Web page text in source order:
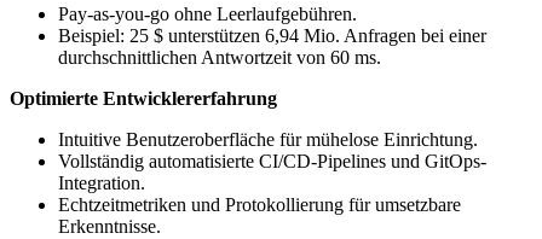
Pay-as-you-go ohne Leerlaufgebühren.
Beispiel: 25 $ unterstützen 6,94 Mio. Anfragen bei einer
durchschnittlichen Antwortzeit von 60 ms.
Optimierte Entwicklererfahrung
Intuitive Benutzeroberfläche für mühelose Einrichtung.
Vollständig automatisierte CI/CD-Pipelines und GitOps-
Integration.
Echtzeitmetriken und Protokollierung für umsetzbare
Erkenntnisse.